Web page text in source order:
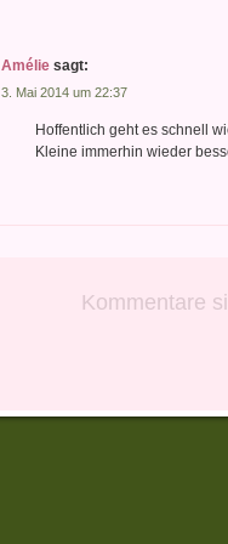
Amélie sagt:
3. Mai 2014 um 22:37
Hoffentlich geht es schnell
Kleine immerhin wieder
Kommentare